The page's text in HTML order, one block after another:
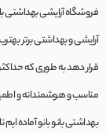
فروشگاه آرایشی بهداشتی
آرایشی و بهداشتی برتر
قرار دهد به طوری که
مناسب و هوشمندانه و
بهداشتی بانو بانو آماده